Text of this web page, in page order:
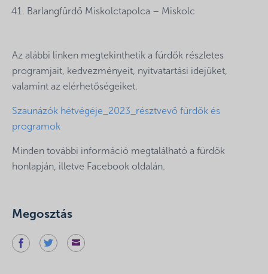
Barlangfürdő Miskolctapolca – Miskolc
Az alábbi linken megtekinthetik a fürdők részletes
programjait, kedvezményeit, nyitvatartási idejüket,
valamint az elérhetőségeiket.
Szaunázók hétvégéje_2023_résztvevő fürdők és
programok
Minden további információ megtalálható a fürdők
honlapján, illetve Facebook oldalán.
Megosztás